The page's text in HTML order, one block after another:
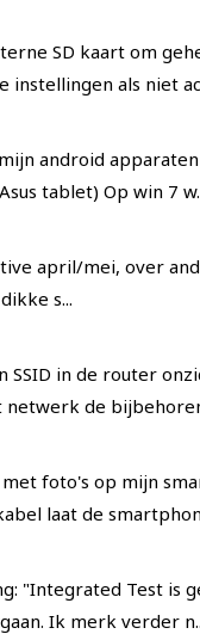
SD kaart om
instellingen als niet
android
tablet) Op win 7
april/mei, over
s...
in de router
de
foto's op mijn
laat de
"Integrated Test is
Ik merk verder